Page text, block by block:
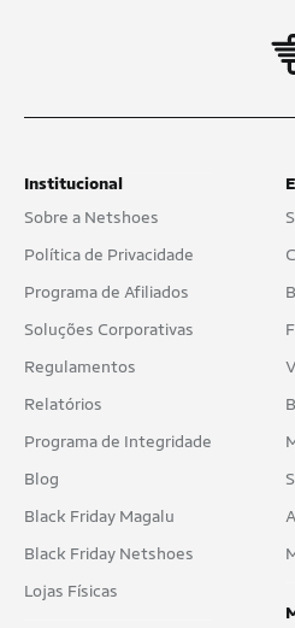
Institucional
Sobre a Netshoes
Política de Privacidade
Programa de Afiliados
Soluções Corporativas
Regulamentos
Relatórios
Programa de Integridade
Blog
Black Friday Magalu
Black Friday Netshoes
Lojas Físicas